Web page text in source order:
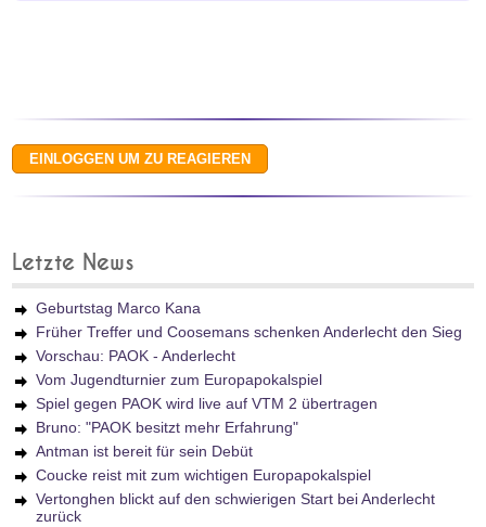
Letzte News
Geburtstag Marco Kana
Früher Treffer und Coosemans schenken Anderlecht den Sieg
Vorschau: PAOK - Anderlecht
Vom Jugendturnier zum Europapokalspiel
Spiel gegen PAOK wird live auf VTM 2 übertragen
Bruno: "PAOK besitzt mehr Erfahrung"
Antman ist bereit für sein Debüt
Coucke reist mit zum wichtigen Europapokalspiel
Vertonghen blickt auf den schwierigen Start bei Anderlecht
zurück